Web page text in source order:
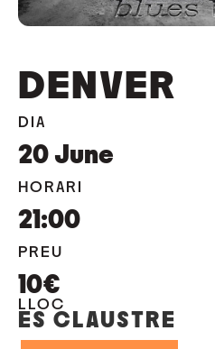
DENVER
DIA
20 June
HORARI
21:00
PREU
10€
LLOC
ES CLAUSTRE